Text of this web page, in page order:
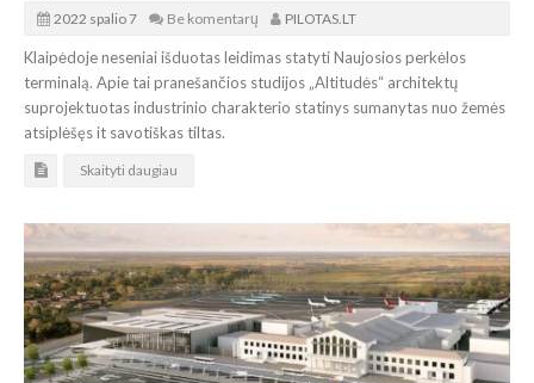
2022 spalio 7 Be komentarų PILOTAS.LT
Klaipėdoje neseniai išduotas leidimas statyti Naujosios perkėlos
terminalą. Apie tai pranešančios studijos „Altitudės“ architektų
suprojektuotas industrinio charakterio statinys sumanytas nuo žemės
atsiplėšęs it savotiškas tiltas.
Skaityti daugiau